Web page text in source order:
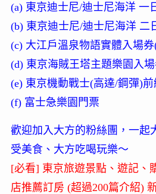
(a) 東京迪士尼/迪士尼海洋 一
(b) 東京迪士尼/迪士尼海洋 二
(c) 大江戶溫泉物語實體入場
(d) 東京海賊王塔主題樂園入
(e) 東京機動戰士(高達/鋼彈)
(f) 富士急樂園門票
歡迎加入大方的粉絲團，一起
受美食、大方吃喝玩樂～
[必看] 東京旅遊景點、遊記、
店推薦訂房 (超過200篇介紹)